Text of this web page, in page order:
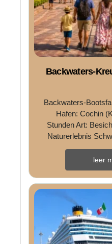
Backwaters-
Backwaters-
Hafen: Cochin
Stunden Art:
Naturerlebnis
leer